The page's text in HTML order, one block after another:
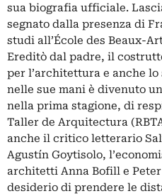
sua biografia ufficiale.
segnato dalla presenza di
studi all’École des Beaux-
Ereditò dal padre, il
per l’architettura e anche lo
nelle sue mani è divenuto
nella prima stagione, di
Taller de Arquitectura
anche il critico letterario
Agustín Goytisolo,
architetti Anna Bofill e
desiderio di prendere le